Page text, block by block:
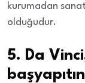
kurumadan
olduğudur.
5. Da